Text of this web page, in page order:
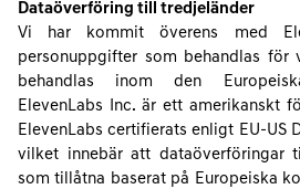
Dataöverföring till tredjeländer
Vi har kommit överens med
personuppgifter som behandlas för
behandlas inom den
ElevenLabs Inc. är ett amerikanskt
ElevenLabs certifierats enligt EU-US
vilket innebär att dataöverföringar
som tillåtna baserat på Europeiska